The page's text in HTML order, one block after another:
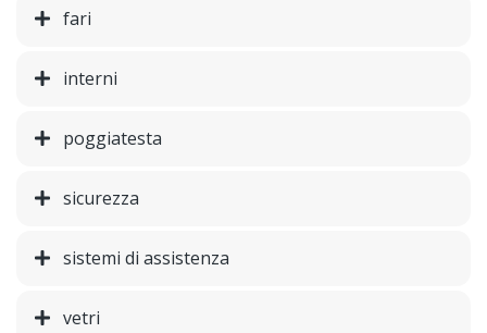
fari
interni
poggiatesta
sicurezza
sistemi di assistenza
vetri